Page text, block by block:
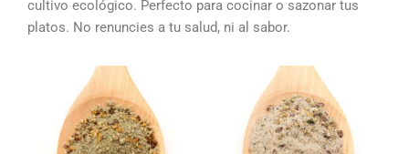
cultivo ecológico. Perfecto para cocinar o sazonar tus
platos. No renuncies a tu salud, ni al sabor.